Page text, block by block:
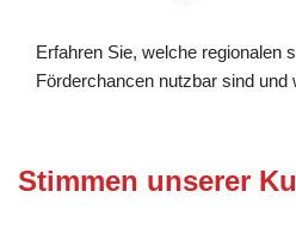
Erfahren Sie, welche regionalen
Förderchancen nutzbar sind und
Stimmen unserer